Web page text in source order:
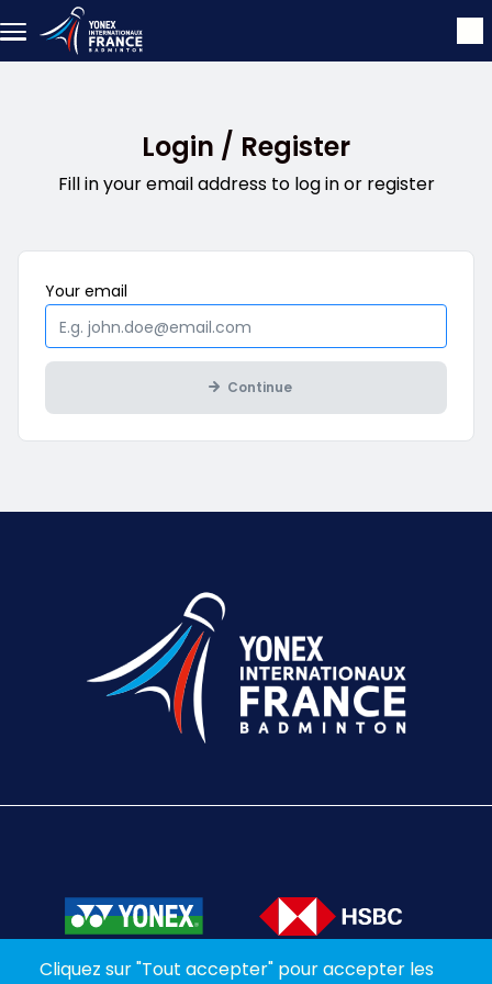
Skip to main content
Login / Register
Fill in your email address to log in or register
Your email
Continue
Cliquez sur "Tout accepter" pour accepter les